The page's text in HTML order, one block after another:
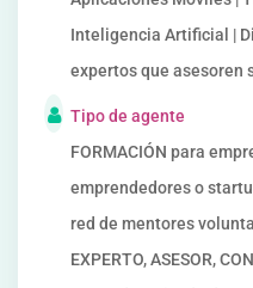
Inteligencia Artificial |
expertos que asesoren
Tipo de agente
FORMACIÓN para
emprendedores o
red de mentores
EXPERTO, ASESOR,